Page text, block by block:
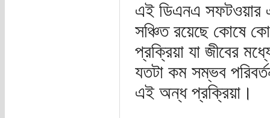
এই ডিএনএ সফটওয়ার
সঞ্চিত রয়েছে কোষে
প্রক্রিয়া যা জীবের
যতটা কম সম্ভব
এই অন্ধ প্রক্রিয়া।